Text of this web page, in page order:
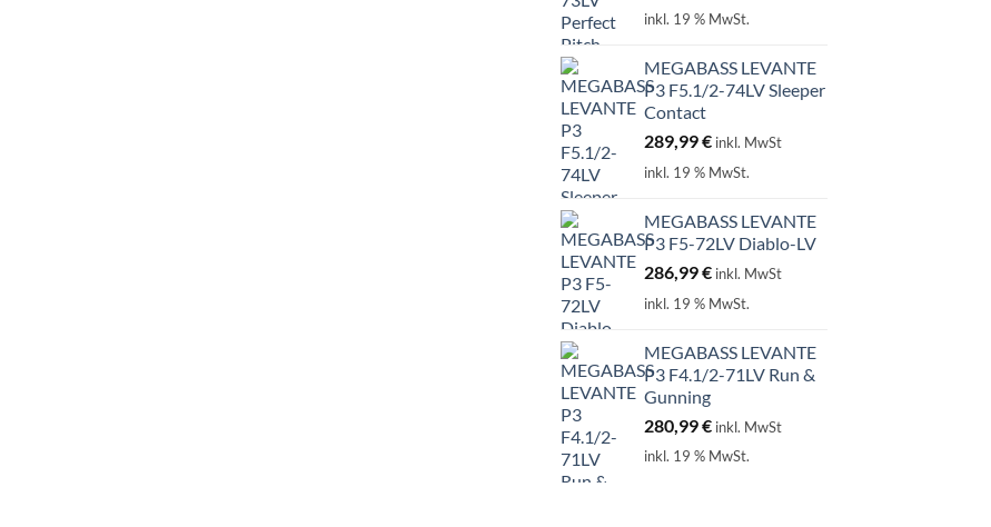
inkl. 19 % MwSt.
MEGABASS LEVANTE
P3 F5.1/2-74LV Sleeper
Contact
289,99€ inkl. MwSt
inkl. 19 % MwSt.
MEGABASS LEVANTE
P3 F5-72LV Diablo-LV
286,99€ inkl. MwSt
inkl. 19 % MwSt.
MEGABASS LEVANTE
P3 F4.1/2-71LV Run &
Gunning
280,99€ inkl. MwSt
inkl. 19 % MwSt.